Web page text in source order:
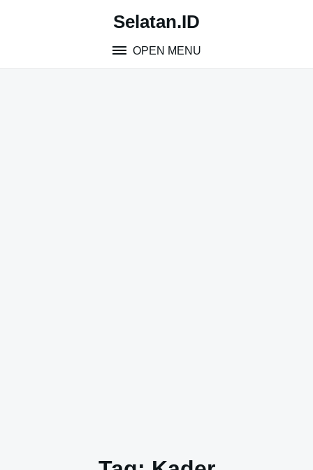
Selatan.ID
OPEN MENU